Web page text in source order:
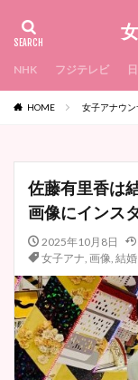
NHK フジテレビ
HOME 女子アナウン
佐藤有里香は
画像にインス
2025年10月8日
女子アナ, 画像, 結婚